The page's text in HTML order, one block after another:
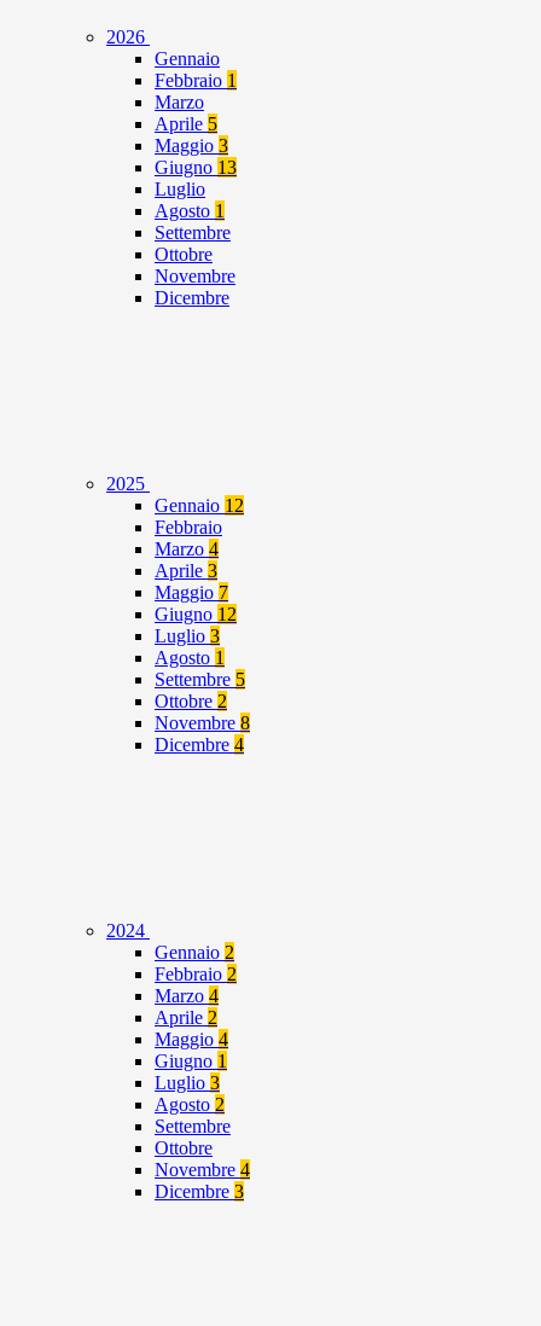
2026
Gennaio
Febbraio 1
Marzo
Aprile 5
Maggio 3
Giugno 13
Luglio
Agosto 1
Settembre
Ottobre
Novembre
Dicembre
2025
Gennaio 12
Febbraio
Marzo 4
Aprile 3
Maggio 7
Giugno 12
Luglio 3
Agosto 1
Settembre 5
Ottobre 2
Novembre 8
Dicembre 4
2024
Gennaio 2
Febbraio 2
Marzo 4
Aprile 2
Maggio 4
Giugno 1
Luglio 3
Agosto 2
Settembre
Ottobre
Novembre 4
Dicembre 3